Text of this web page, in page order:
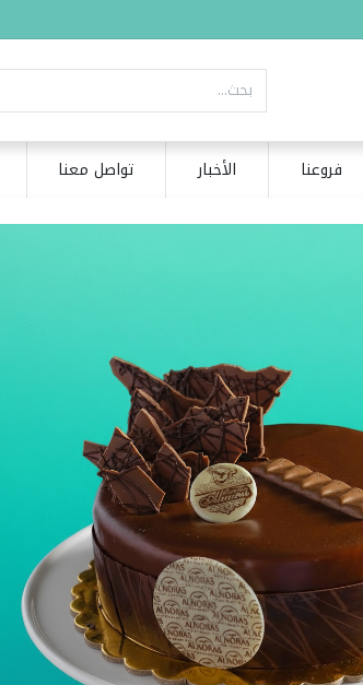
فروعنا الأخبار تواصل معنا